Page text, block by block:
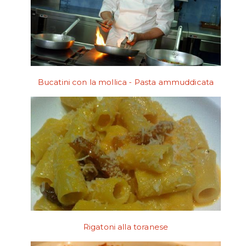
Bucatini con la mollica - Pasta ammuddicata
Rigatoni alla toranese